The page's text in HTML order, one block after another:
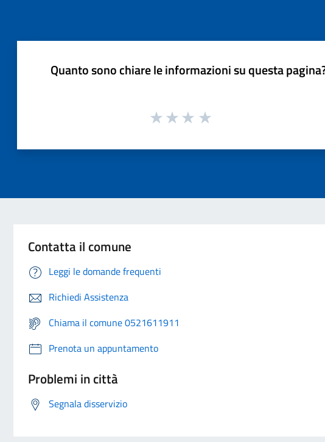
Quanto sono chiare le informazioni su questa
Contatta il comune
Leggi le domande frequenti
Richiedi Assistenza
Chiama il comune 0521611911
Prenota un appuntamento
Problemi in città
Segnala disservizio